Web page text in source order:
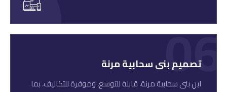
06
تصميم بنى سحابية مرنة
ابنِ بنى سحابية مرنة، قابلة للتوسع، وموفرة للتكاليف، بما